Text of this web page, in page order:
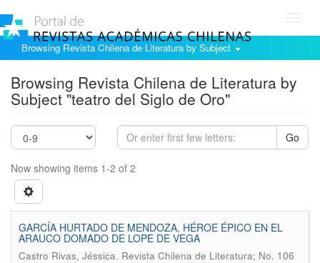
Browsing Revista Chilena de Literatura by Subject
Browsing Revista Chilena de Literatura by
Subject "teatro del Siglo de Oro"
Go
Now showing items 1-2 of 2
GARCÍA HURTADO DE MENDOZA, HÉROE ÉPICO EN EL
ARAUCO DOMADO DE LOPE DE VEGA
Castro Rivas, Jéssica. Revista Chilena de Literatura; No. 106